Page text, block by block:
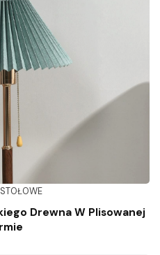
Drewna W Plisowanej